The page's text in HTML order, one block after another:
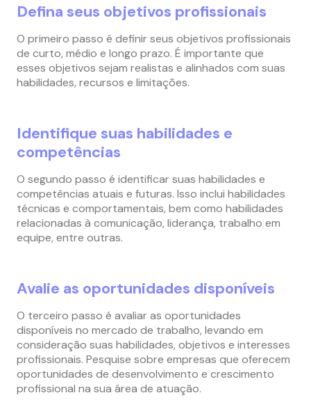
Defina seus objetivos profissionais
O primeiro passo é definir seus objetivos profissionais
de curto, médio e longo prazo. É importante que
esses objetivos sejam realistas e alinhados com suas
habilidades, recursos e limitações.
Identifique suas habilidades e
competências
O segundo passo é identificar suas habilidades e
competências atuais e futuras. Isso inclui habilidades
técnicas e comportamentais, bem como habilidades
relacionadas à comunicação, liderança, trabalho em
equipe, entre outras.
Avalie as oportunidades disponíveis
O terceiro passo é avaliar as oportunidades
disponíveis no mercado de trabalho, levando em
consideração suas habilidades, objetivos e interesses
profissionais. Pesquise sobre empresas que oferecem
oportunidades de desenvolvimento e crescimento
profissional na sua área de atuação.